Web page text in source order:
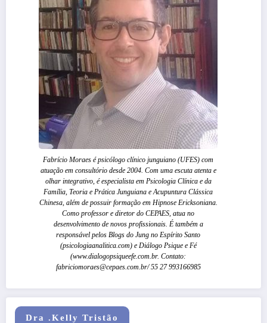
Fabrício Moraes é psicólogo clínico junguiano (UFES) com
atuação em consultório desde 2004. Com uma escuta atenta e
olhar integrativo, é especialista em Psicologia Clínica e da
Família, Teoria e Prática Junguiana e Acupuntura Clássica
Chinesa, além de possuir formação em Hipnose Ericksoniana.
Como professor e diretor do CEPAES, atua no
desenvolvimento de novos profissionais. É também a
responsável pelos Blogs do Jung no Espírito Santo
(psicologiaanalitica.com) e Diálogo Psique e Fé
(www.dialogopsiqueefe.com.br. Contato:
fabriciomoraes@cepaes.com.br/ 55 27 993166985
Dra .Kelly Tristão